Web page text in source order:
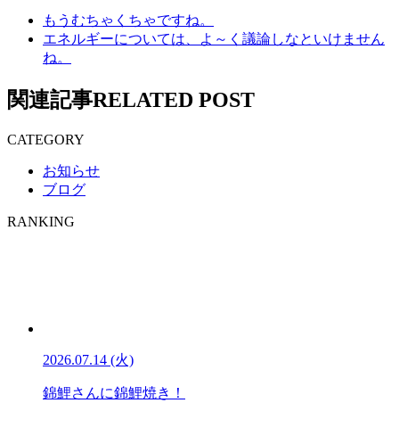
もうむちゃくちゃですね。
エネルギーについては、よ～く議論しなといけません
ね。
関連記事RELATED POST
CATEGORY
お知らせ
ブログ
RANKING
2026.07.14 (火)
錦鯉さんに錦鯉焼き！